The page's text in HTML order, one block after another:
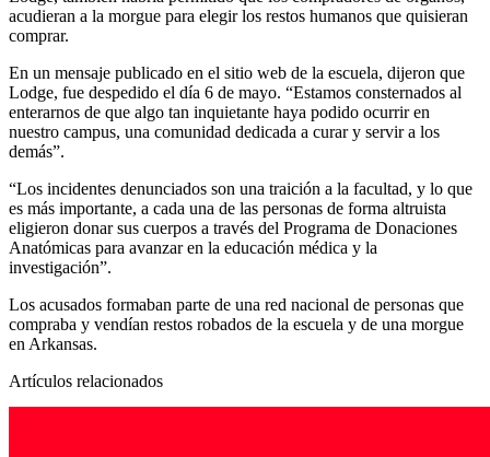
acudieran a la morgue para elegir los restos humanos que quisieran
comprar.
En un mensaje publicado en el sitio web de la escuela, dijeron que
Lodge, fue despedido el día 6 de mayo. “Estamos consternados al
enterarnos de que algo tan inquietante haya podido ocurrir en
nuestro campus, una comunidad dedicada a curar y servir a los
demás”.
“Los incidentes denunciados son una traición a la facultad, y lo que
es más importante, a cada una de las personas de forma altruista
eligieron donar sus cuerpos a través del Programa de Donaciones
Anatómicas para avanzar en la educación médica y la
investigación”.
Los acusados formaban parte de una red nacional de personas que
compraba y vendían restos robados de la escuela y de una morgue
en Arkansas.
Artículos relacionados